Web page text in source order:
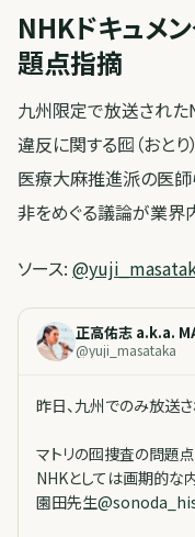
NHKドキュメ
題点指摘
九州限定で放送された
違反に関する囮（おと
医療大麻推進派の医師
非をめぐる議論が業界
ソース:
正高佑志 a.k.a.
@yuji_masataka
昨日、九州でのみ放送さ
マトリの囮捜査の問題
NHKとしては画期的な
園田先生@